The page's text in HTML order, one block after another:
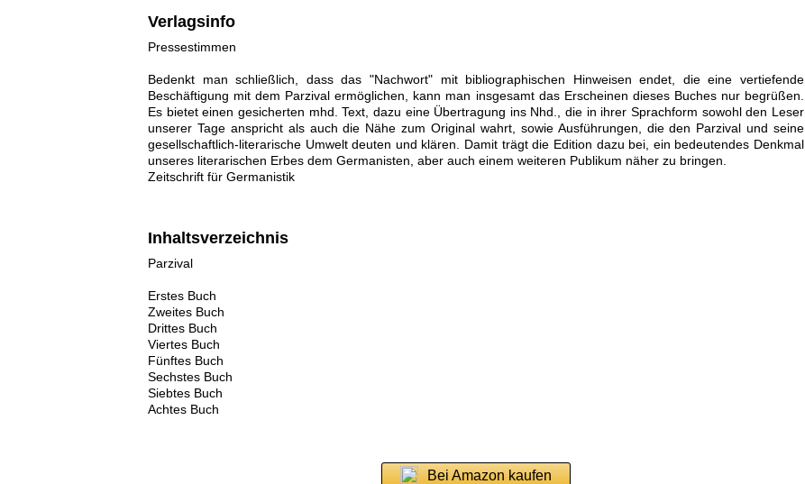
Verlagsinfo
Pressestimmen
Bedenkt man schließlich, dass das "Nachwort" mit bibliographischen Hinweisen endet, die eine vertiefende
Beschäftigung mit dem Parzival ermöglichen, kann man insgesamt das Erscheinen dieses Buches nur begrüßen.
Es bietet einen gesicherten mhd. Text, dazu eine Übertragung ins Nhd., die in ihrer Sprachform sowohl den Leser
unserer Tage anspricht als auch die Nähe zum Original wahrt, sowie Ausführungen, die den Parzival und seine
gesellschaftlich-literarische Umwelt deuten und klären. Damit trägt die Edition dazu bei, ein bedeutendes Denkmal
unseres literarischen Erbes dem Germanisten, aber auch einem weiteren Publikum näher zu bringen.
Zeitschrift für Germanistik
Inhaltsverzeichnis
Parzival
Erstes Buch
Zweites Buch
Drittes Buch
Viertes Buch
Fünftes Buch
Sechstes Buch
Siebtes Buch
Achtes Buch
Bei Amazon kaufen